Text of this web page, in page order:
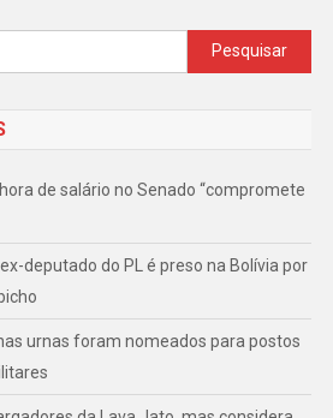
Pesquisar
por:
de salário no Senado “compromete
deputado do PL é preso na Bolívia por
urnas foram nomeados para postos